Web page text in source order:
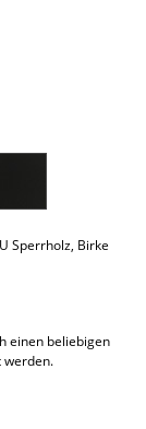
Sperrholz, Birke
einen beliebigen
werden.